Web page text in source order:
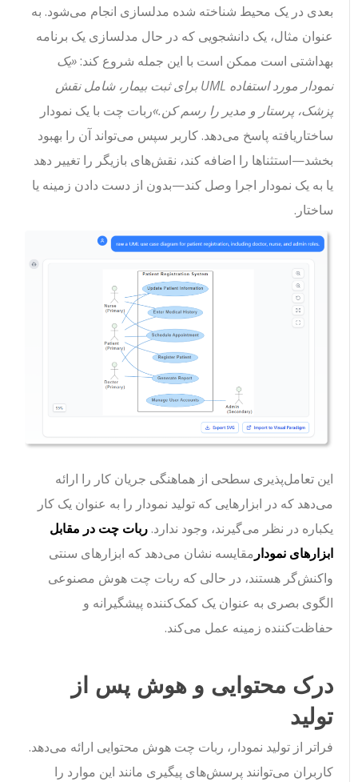
بعدی در یک محیط شناخته شده مدلسازی انجام می‌شود. به
عنوان مثال، یک دانشجویی که در حال مدلسازی یک برنامه
بهداشتی است ممکن است با این جمله شروع کند:«یک
نمودار مورد استفاده UML برای ثبت بیمار، شامل نقش
پزشک، پرستار و مدیر را رسم کن.»ربات چت با یک نمودار
ساختاریافته پاسخ می‌دهد. کاربر سپس می‌تواند آن را بهبود
بخشد—استثناها را اضافه کند، نقش‌های بازیگر را تغییر دهد
یا به یک نمودار اجرا وصل کند—بدون از دست دادن زمینه یا
ساختار.
این تعامل‌پذیری سطحی از هماهنگی جریان کار را ارائه
می‌دهد که در ابزارهایی که تولید نمودار را به عنوان یک کار
یکباره در نظر می‌گیرند، وجود ندارد.ربات چت در مقابل
ابزارهای نمودارمقایسه نشان می‌دهد که ابزارهای سنتی
واکنش‌گر هستند، در حالی که ربات چت هوش مصنوعی
الگوی بصری به عنوان یک کمک‌کننده پیشگیرانه و
حفاظت‌کننده زمینه عمل می‌کند.
درک محتوایی و هوش پس از
تولید
فراتر از تولید نمودار، ربات چت هوش محتوایی ارائه می‌دهد.
کاربران می‌توانند پرسش‌های پیگیری مانند این موارد را